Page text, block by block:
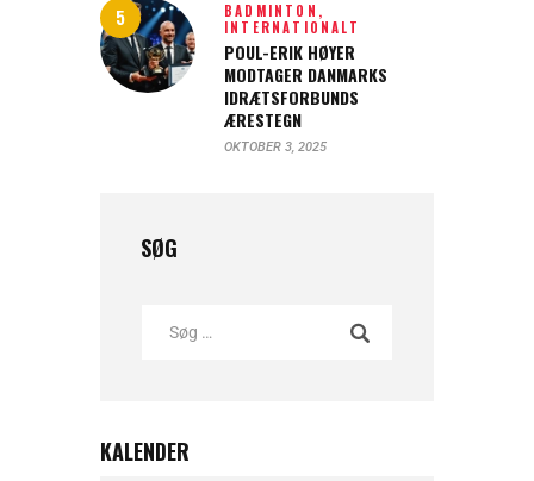
BADMINTON,
INTERNATIONALT
POUL-ERIK HØYER
MODTAGER DANMARKS
IDRÆTSFORBUNDS
ÆRESTEGN
OKTOBER 3, 2025
SØG
KALENDER